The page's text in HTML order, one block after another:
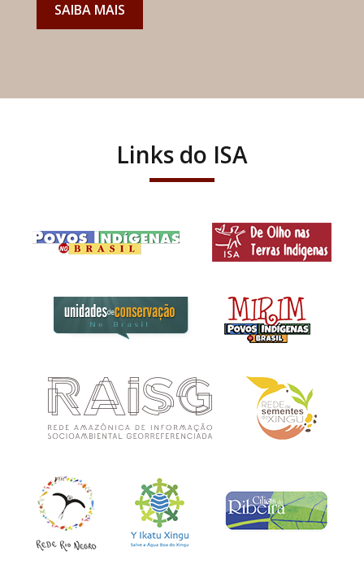
SAIBA MAIS
Links do ISA